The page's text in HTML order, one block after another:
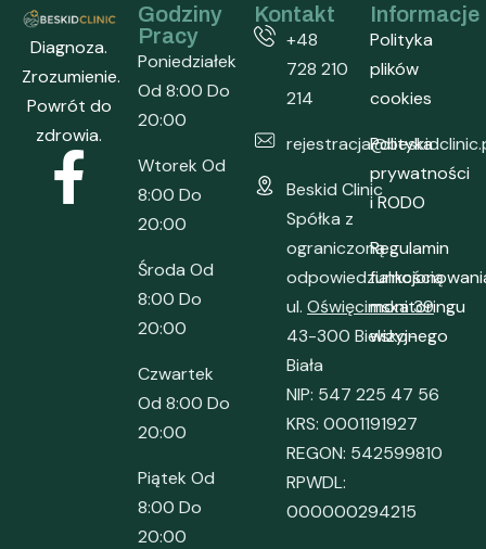
Diagnoza.
Zrozumienie.
Powrót do
zdrowia.
Godziny
Pracy
Poniedziałek
Od 8:00 Do
20:00
Wtorek Od
8:00 Do
20:00
Środa Od
8:00 Do
20:00
Czwartek
Od 8:00 Do
20:00
Piątek Od
8:00 Do
20:00
Kontakt
+48
728 210
214
Beskid Clinic
Spółka z
ograniczoną
odpowiedzialnością
ul. Oświęcimska 39
43-300 Bielsko-
Biała
NIP: 547 225 47 56
KRS: 0001191927
REGON: 542599810
RPWDL:
000000294215
Informacje
Polityka
plików
cookies
Polityka
prywatności
i RODO
Regulamin
monitoringu
wizyjnego